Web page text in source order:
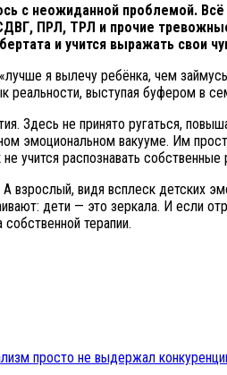
с неожиданной проблемой.
ПРЛ, ТРЛ и прочие
и учится выражать свои
я вылечу ребёнка, чем
реальности, выступая буфером в
Здесь не принято ругаться,
эмоциональном вакууме. Им
учится распознавать собственные
взрослый, видя всплеск детских
дети — это зеркала. И если
терапии.